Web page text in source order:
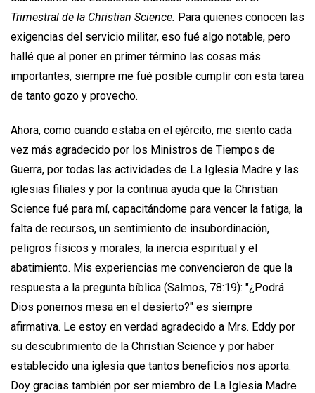
Trimestral de la Christian Science. Para quienes conocen las
exigencias del servicio militar, eso fué algo notable, pero
hallé que al poner en primer término las cosas más
importantes, siempre me fué posible cumplir con esta tarea
de tanto gozo y provecho.
Ahora, como cuando estaba en el ejército, me siento cada
vez más agradecido por los Ministros de Tiempos de
Guerra, por todas las actividades de La Iglesia Madre y las
iglesias filiales y por la continua ayuda que la Christian
Science fué para mí, capacitándome para vencer la fatiga, la
falta de recursos, un sentimiento de insubordinación,
peligros físicos y morales, la inercia espiritual y el
abatimiento. Mis experiencias me convencieron de que la
respuesta a la pregunta bíblica (Salmos, 78:19): "¿Podrá
Dios ponernos mesa en el desierto?" es siempre
afirmativa. Le estoy en verdad agradecido a Mrs. Eddy por
su descubrimiento de la Christian Science y por haber
establecido una iglesia que tantos beneficios nos aporta.
Doy gracias también por ser miembro de La Iglesia Madre